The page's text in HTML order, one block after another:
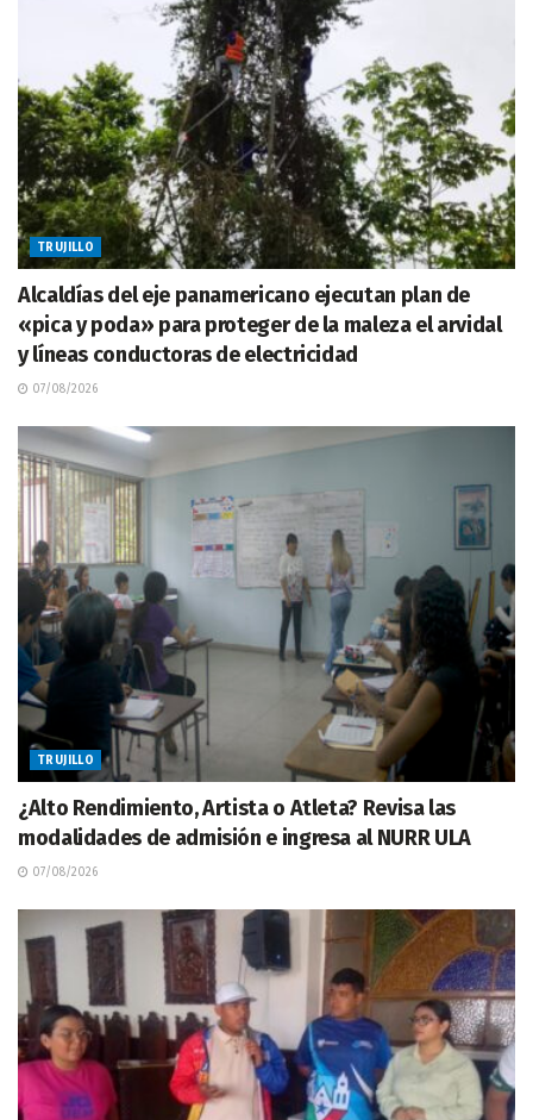
TRUJILLO
Alcaldías del eje panamericano ejecutan plan de
«pica y poda» para proteger de la maleza el arvidal
y líneas conductoras de electricidad
07/08/2026
TRUJILLO
¿Alto Rendimiento, Artista o Atleta? Revisa las
modalidades de admisión e ingresa al NURR ULA
07/08/2026